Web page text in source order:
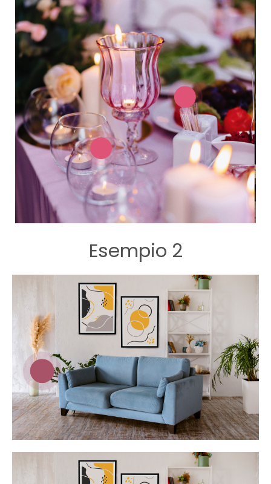
Esempio 2